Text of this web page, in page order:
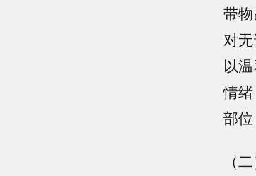
带
对
以
情
部位
（